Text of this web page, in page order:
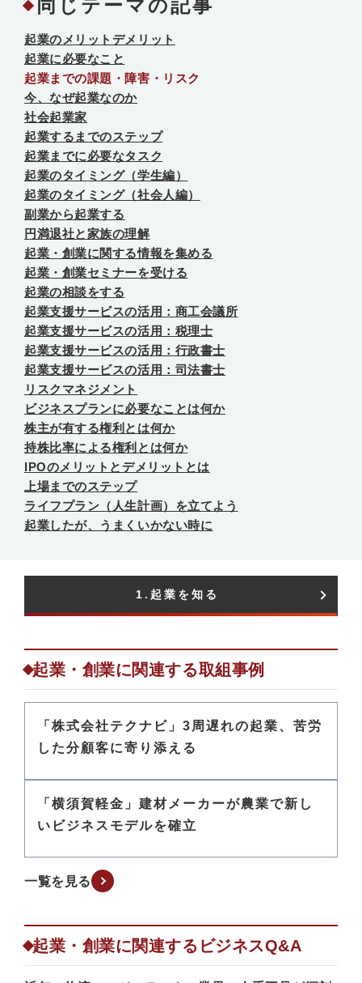
同じテーマの記事
起業のメリットデメリット
起業に必要なこと
起業までの課題・障害・リスク
今、なぜ起業なのか
社会起業家
起業するまでのステップ
起業までに必要なタスク
起業のタイミング（学生編）
起業のタイミング（社会人編）
副業から起業する
円満退社と家族の理解
起業・創業に関する情報を集める
起業・創業セミナーを受ける
起業の相談をする
起業支援サービスの活用：商工会議所
起業支援サービスの活用：税理士
起業支援サービスの活用：行政書士
起業支援サービスの活用：司法書士
リスクマネジメント
ビジネスプランに必要なことは何か
株主が有する権利とは何か
持株比率による権利とは何か
IPOのメリットとデメリットとは
上場までのステップ
ライフプラン（人生計画）を立てよう
起業したが、うまくいかない時に
1.起業を知る​
起業・創業に関連する取組事例
「株式会社テクナビ」3周遅れの起業、苦労
した分顧客に寄り添える
「横須賀軽金」建材メーカーが農業で新し
いビジネスモデルを確立
一覧を見る
起業・創業に関連するビジネスQ&A